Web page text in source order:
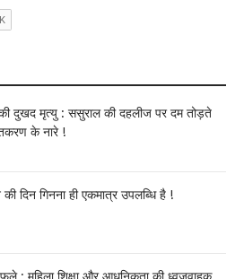
की दुखद मृत्यु : ससुराल की दहलीज पर दम तोड़ते
के नारे !
की दिन गिनना ही एकमात्र उपलब्धि है !